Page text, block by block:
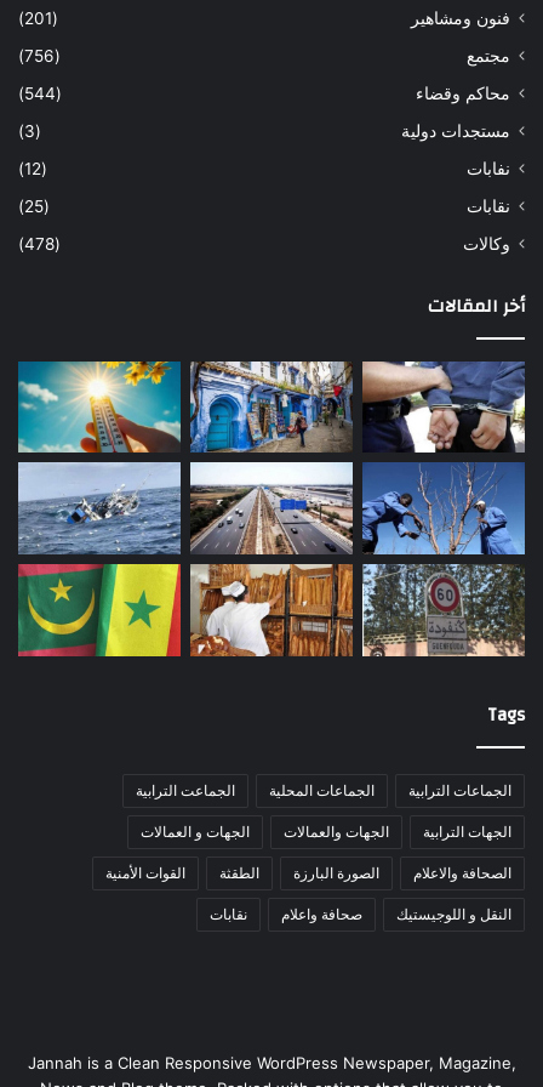
فنون ومشاهير
(201)
مجتمع
(756)
محاكم وقضاء
(544)
مستجدات دولية
(3)
نفابات
(12)
نقابات
(25)
وكالات
(478)
أخر المقالات
Tags
الجماعات الترابية الجماعات المحلية الجماعت الترابية
الجهات الترابية الجهات والعمالات الجهات و العمالات
الصحافة والاعلام الصورة البارزة الطقثة القوات الأمنية
النقل و اللوجيستيك صحافة واعلام نقابات
Jannah is a Clean Responsive WordPress Newspaper, Magazine,